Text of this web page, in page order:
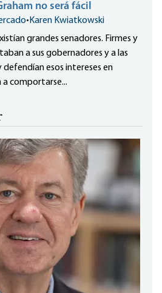
no será fácil
• Karen Kwiatkowski
grandes senadores. Firmes y
a sus gobernadores y a las
defendían esos intereses en
a comportarse...